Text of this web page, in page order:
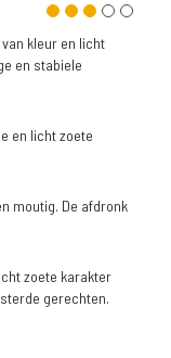
kleur en licht
en stabiele
en licht zoete
moutig. De afdronk
zoete karakter
gerechten.